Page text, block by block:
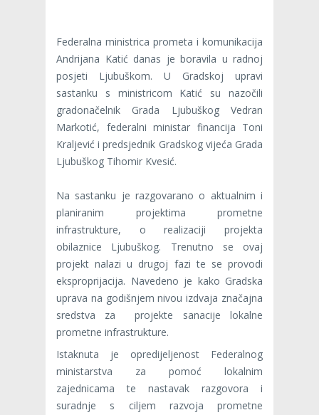
Federalna ministrica prometa i komunikacija
Andrijana Katić danas je boravila u radnoj
posjeti Ljubuškom. U Gradskoj upravi
sastanku s ministricom Katić su nazočili
gradonačelnik Grada Ljubuškog Vedran
Markotić, federalni ministar financija Toni
Kraljević i predsjednik Gradskog vijeća Grada
Ljubuškog Tihomir Kvesić.
Na sastanku je razgovarano o aktualnim i
planiranim projektima prometne
infrastrukture, o realizaciji projekta
obilaznice Ljubuškog. Trenutno se ovaj
projekt nalazi u drugoj fazi te se provodi
eksproprijacija. Navedeno je kako Gradska
uprava na godišnjem nivou izdvaja značajna
sredstva za projekte sanacije lokalne
prometne infrastrukture.
Istaknuta je opredijeljenost Federalnog
ministarstva za pomoć lokalnim
zajednicama te nastavak razgovora i
suradnje s ciljem razvoja prometne